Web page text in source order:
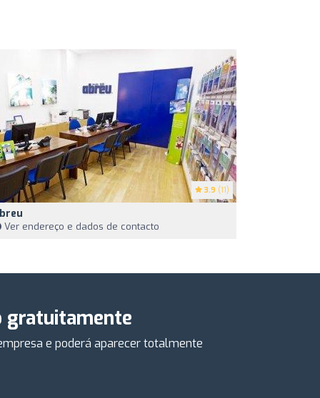
3.9 (11)
Ver endereço e dados de contacto
gratuitamente
e poderá aparecer totalmente